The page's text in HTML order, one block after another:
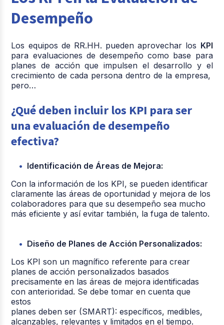
Desempeño
Los equipos de RR.HH. pueden aprovechar los KPI
para evaluaciones de desempeño como base para
planes de acción que impulsen el desarrollo y el
crecimiento de cada persona dentro de la empresa,
pero…
¿Qué deben incluir los KPI para ser
una evaluación de desempeño
efectiva?
Identificación de Áreas de Mejora:
Con la información de los KPI, se pueden identificar
claramente las áreas de oportunidad y mejora de los
colaboradores para que su desempeño sea mucho
más eficiente y así evitar también, la fuga de talento.
Diseño de Planes de Acción Personalizados:
Los KPI son un magnífico referente para crear
planes de acción personalizados basados
precisamente en las áreas de mejora identificadas
con anterioridad. Se debe tomar en cuenta que
estos
planes deben ser (SMART): específicos, medibles,
alcanzables, relevantes y limitados en el tiempo.